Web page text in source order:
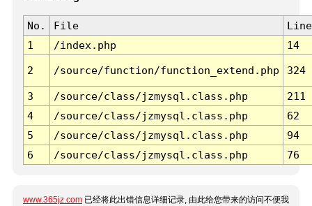
No. File
Line
1
/index.php 14
2 /source/function/function_extend.php 324
3 /source/class/jzmysql.class.php
211
4
/source/class/jzmysql.class.php
62
5
/source/class/jzmysql.class.php
94
6
/source/class/jzmysql.class.php 76
www.365jz.com 已经将此出错信息详细记录, 由此给您带来的访问不便我